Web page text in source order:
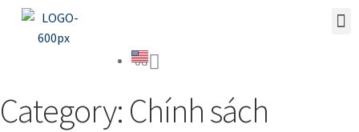
0đ
Category: Chính sách